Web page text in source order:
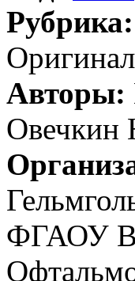
Рубрика:
Авторы:
ФГАОУ